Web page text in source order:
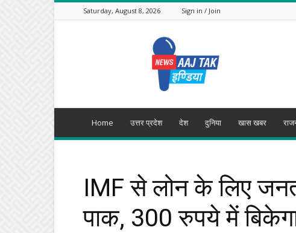
Saturday, August 8, 2026 Sign in / Join
India
Home उत्तर प्रदेश देश दुनिया खास खबर
IMF से लोन के लिए
पाक, 300 रुपये में